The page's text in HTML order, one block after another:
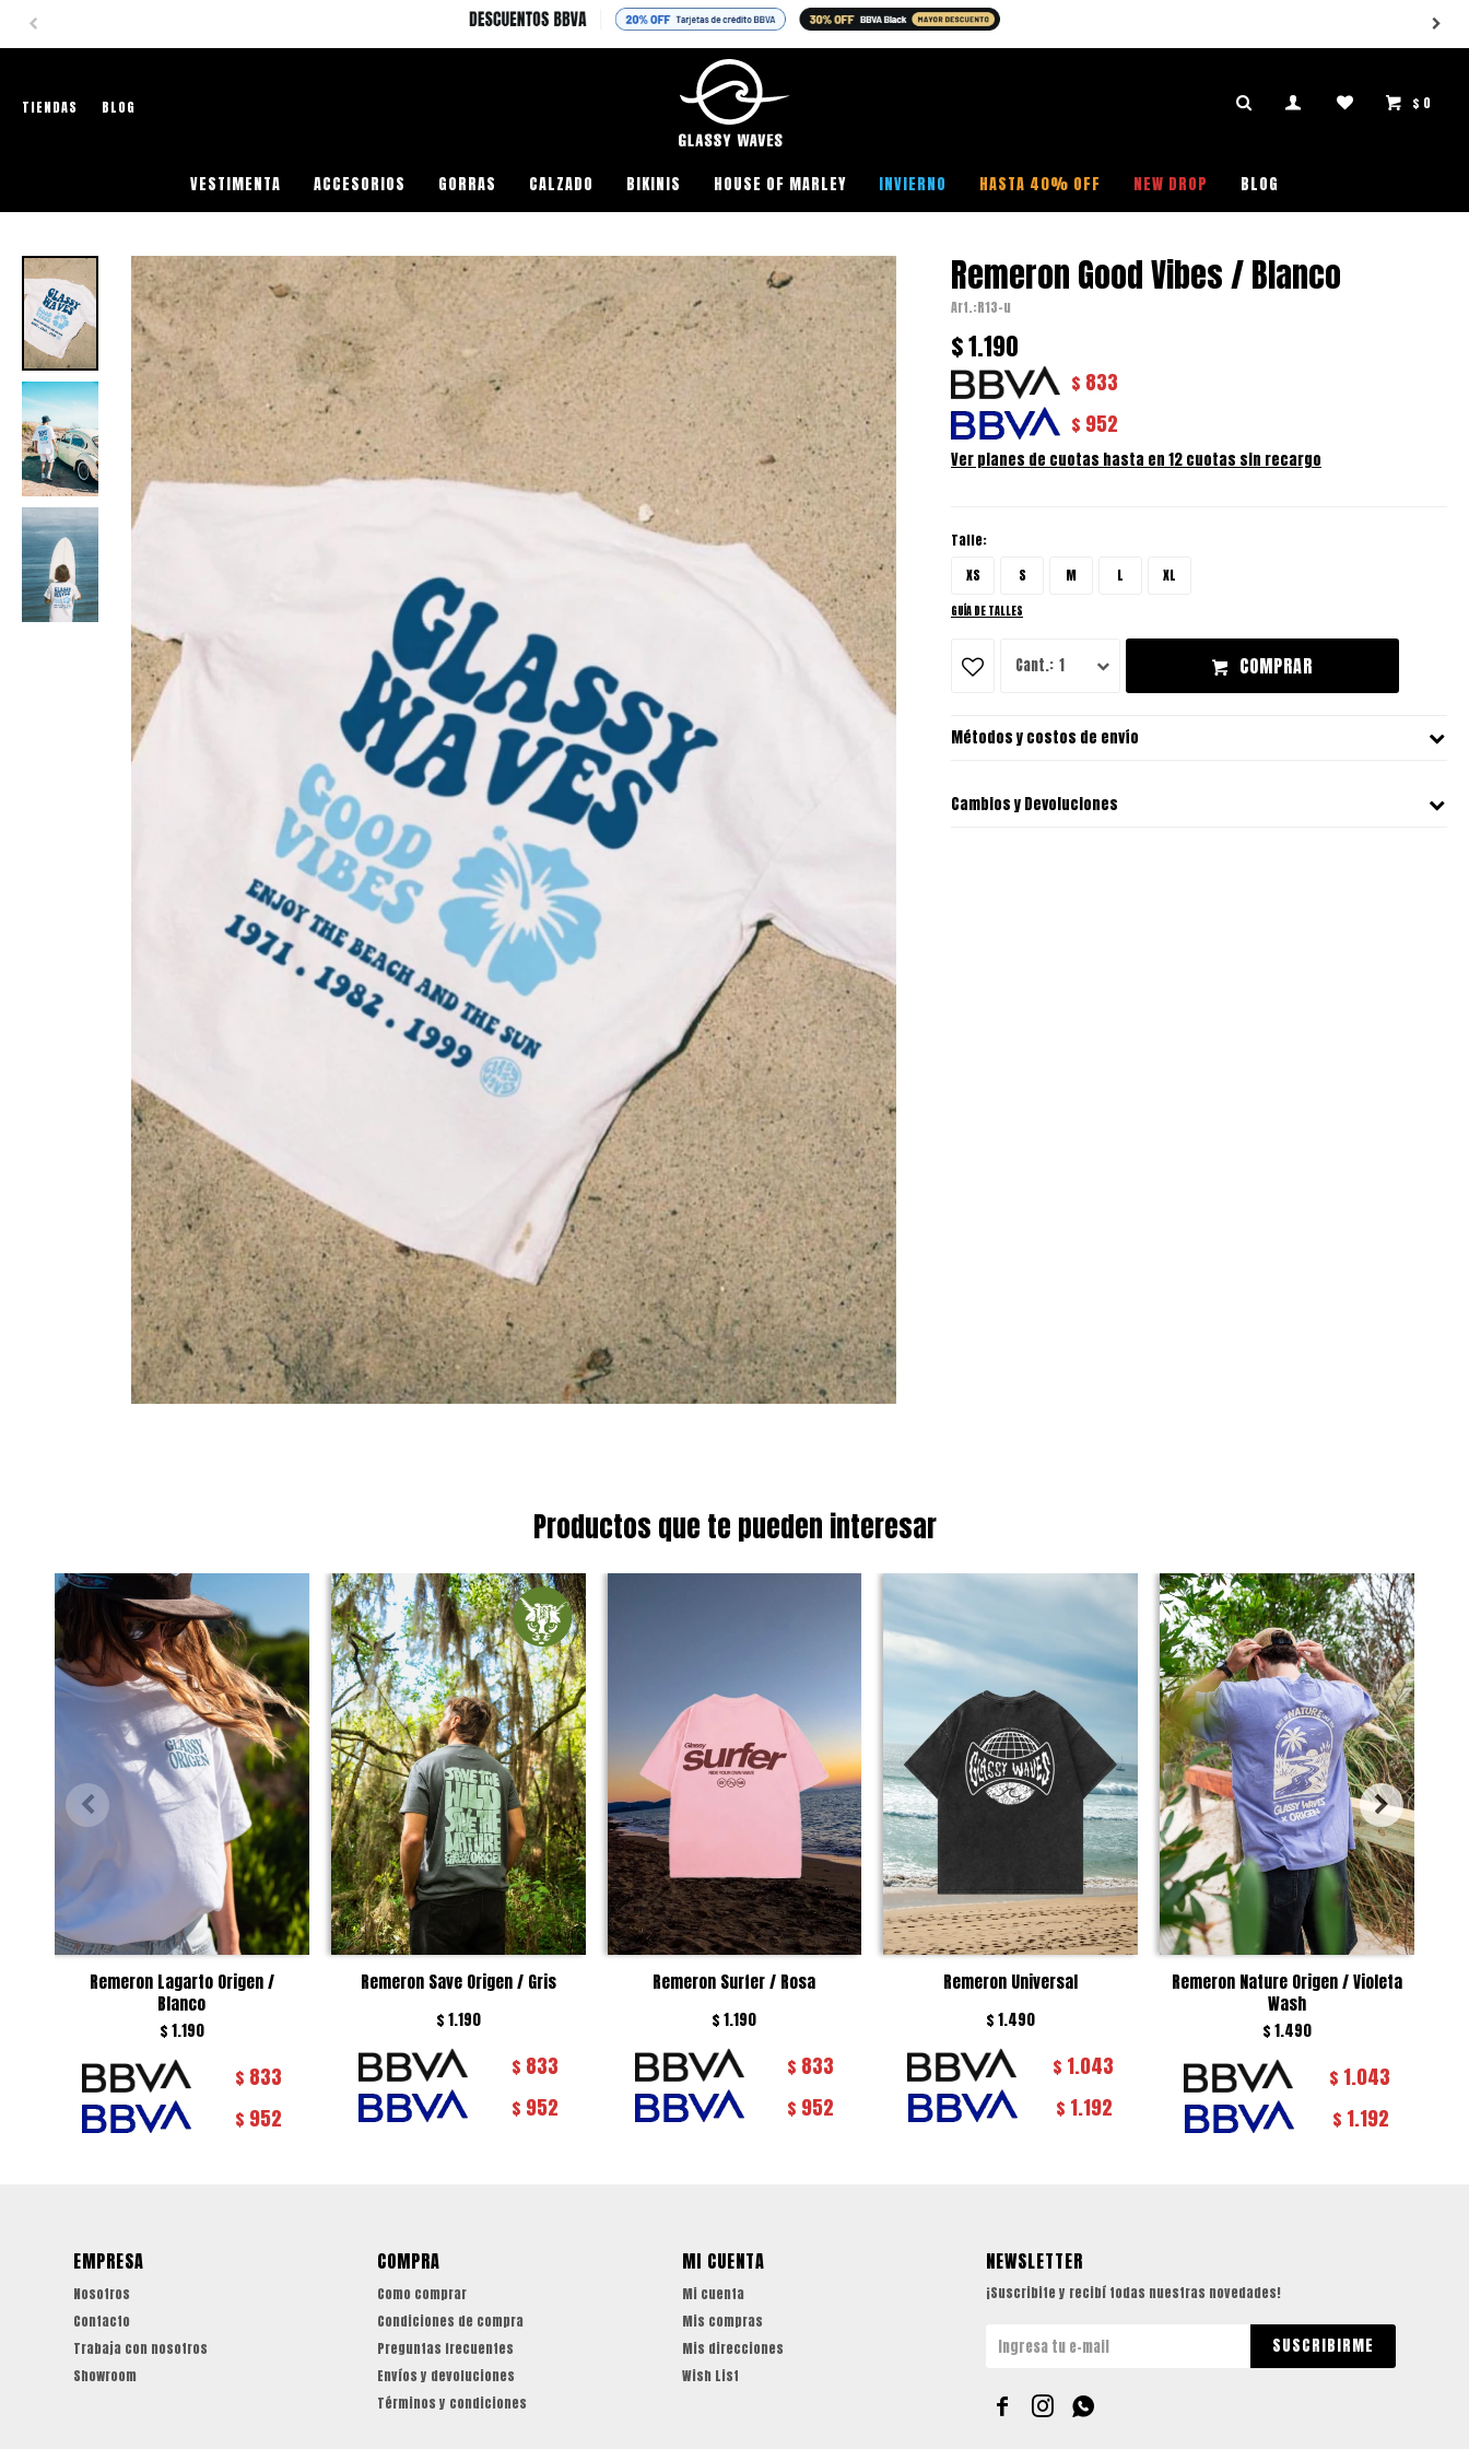
VESTIMENTA ACCESORIOS GORRAS CALZADO BIKINIS HOUSE OF MARLEY INVIERNO HASTA 40% OFF NEW DROP BLOG
 $ 0
TIENDAS BLOG
Remeron Good Vibes / Blanco
R13-u
$1.190
$ 833
$ 952
Ver planes de cuotas hasta en 12 cuotas sin recargo
Talle:
XS
S M L XL
GUÍA DE TALLES
1 COMPRAR
Métodos y costos de envío
Cambios y Devoluciones
Productos que te pueden interesar
Remeron Lagarto Origen /
Blanco
$1.190
$ 833
$ 952
Remeron Save Origen / Gris
$1.190
$ 833
$ 952
Remeron Surfer / Rosa
$ 1.190
$ 833
$ 952
Remeron Universal
$ 1.490
$ 1.043
$ 1.192
Remeron Nature Origen / Violeta
Wash
$1.490
$ 1.043
$ 1.192
EMPRESA
Nosotros
Contacto
Trabaja con nosotros
Showroom
COMPRA
Como comprar
Condiciones de compra
Preguntas frecuentes
Envíos y devoluciones
Términos y condiciones
MI CUENTA
Mi cuenta
Mis compras
Mis direcciones
Wish List
NEWSLETTER
¡Suscribite y recibí todas nuestras novedades!
SUSCRIBIRME
  